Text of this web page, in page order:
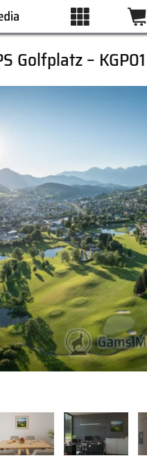
ALLE BILDER
DRUCKARTEN
WUNSCHLISTE
ÜBER UNS
WARENKORB
Golfplatz – KGP01